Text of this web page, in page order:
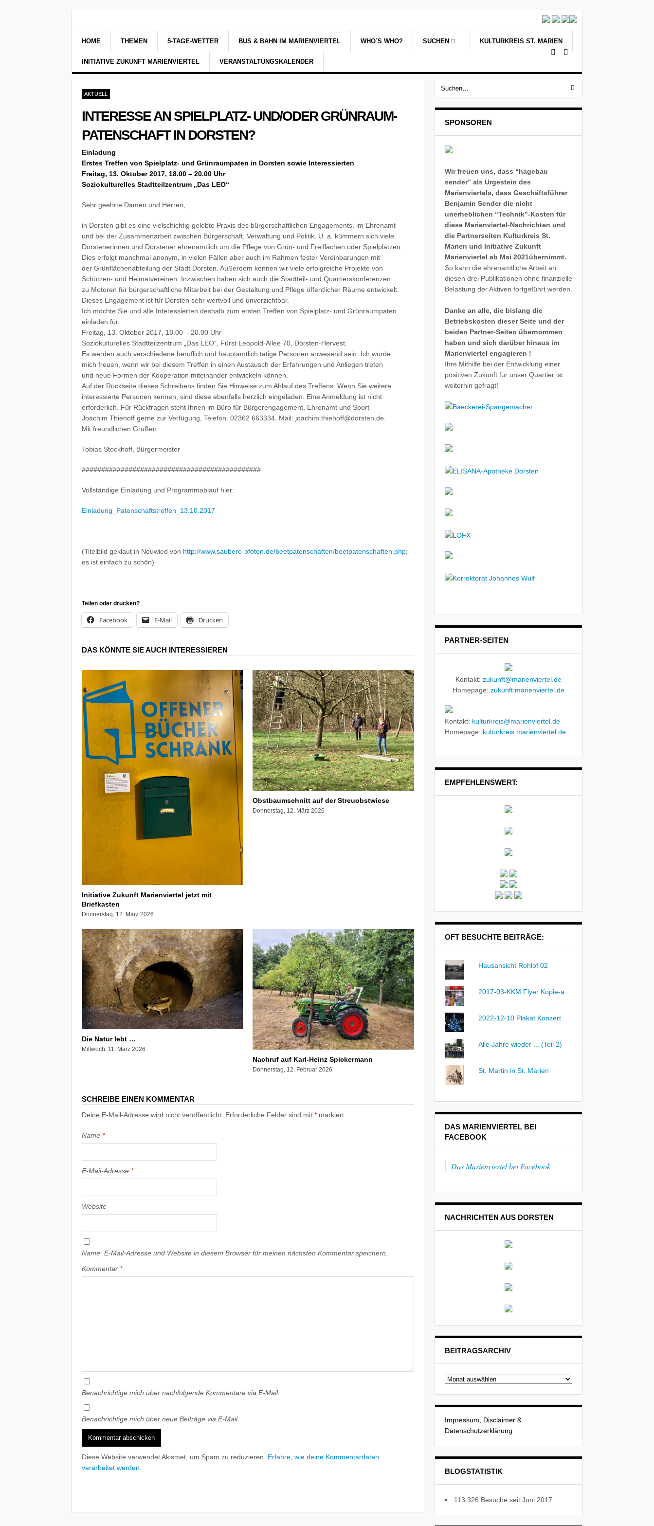
HOME THEMEN 5-TAGE-WETTER BUS & BAHN IM MARIENVIERTEL WHO´S WHO? SUCHEN KULTURKREIS ST. MARIEN
INITIATIVE ZUKUNFT MARIENVIERTEL VERANSTALTUNGSKALENDER
AKTUELL
INTERESSE AN SPIELPLATZ- UND/ODER GRÜNRAUM-
PATENSCHAFT IN DORSTEN?
Einladung
Erstes Treffen von Spielplatz- und Grünraumpaten in Dorsten sowie Interessierten
Freitag, 13. Oktober 2017, 18.00 – 20.00 Uhr
Soziokulturelles Stadtteilzentrum „Das LEO“
Sehr geehrte Damen und Herren,
in Dorsten gibt es eine vielschichtig gelebte Praxis des bürgerschaftlichen Engagements, im Ehrenamt
und bei der Zusammenarbeit zwischen Bürgerschaft, Verwaltung und Politik. U. a. kümmern sich viele
Dorstenerinnen und Dorstener ehrenamtlich um die Pflege von Grün- und Freiflächen oder Spielplätzen.
Dies erfolgt manchmal anonym, in vielen Fällen aber auch im Rahmen fester Vereinbarungen mit
der Grünflächenabteilung der Stadt Dorsten. Außerdem kennen wir viele erfolgreiche Projekte von
Schützen- und Heimatvereinen. Inzwischen haben sich auch die Stadtteil- und Quartierskonferenzen
zu Motoren für bürgerschaftliche Mitarbeit bei der Gestaltung und Pflege öffentlicher Räume entwickelt.
Dieses Engagement ist für Dorsten sehr wertvoll und unverzichtbar.
Ich möchte Sie und alle Interessierten deshalb zum ersten Treffen von Spielplatz- und Grünraumpaten
einladen für
Freitag, 13. Oktober 2017, 18.00 – 20.00 Uhr
Soziokulturelles Stadtteilzentrum „Das LEO“, Fürst Leopold-Allee 70, Dorsten-Hervest.
Es werden auch verschiedene beruflich und hauptamtlich tätige Personen anwesend sein. Ich würde
mich freuen, wenn wir bei diesem Treffen in einen Austausch der Erfahrungen und Anliegen treten
und neue Formen der Kooperation miteinander entwickeln können.
Auf der Rückseite dieses Schreibens finden Sie Hinweise zum Ablauf des Treffens. Wenn Sie weitere
interessierte Personen kennen, sind diese ebenfalls herzlich eingeladen. Eine Anmeldung ist nicht
erforderlich. Für Rückfragen steht Ihnen im Büro für Bürgerengagement, Ehrenamt und Sport
Joachim Thiehoff gerne zur Verfügung, Telefon: 02362 663334, Mail: joachim.thiehoff@dorsten.de.
Mit freundlichen Grüßen
Tobias Stockhoff, Bürgermeister
##############################################
Vollständige Einladung und Programmablauf hier:
Einladung_Patenschaftstreffen_13.10.2017
(Titelbild geklaut in Neuwied von http://www.saubere-pfoten.de/beetpatenschaften/beetpatenschaften.php;
es ist einfach zu schön)
Teilen oder drucken?
Facebook E-Mail Drucken
DAS KÖNNTE SIE AUCH INTERESSIEREN
Initiative Zukunft Marienviertel jetzt mit
Briefkasten
Donnerstag, 12. März 2026
Obstbaumschnitt auf der Streuobstwiese
Donnerstag, 12. März 2026
Die Natur lebt …
Mittwoch, 11. März 2026
Nachruf auf Karl-Heinz Spickermann
Donnerstag, 12. Februar 2026
SCHREIBE EINEN KOMMENTAR
Deine E-Mail-Adresse wird nicht veröffentlicht. Erforderliche Felder sind mit * markiert
Name *
E-Mail-Adresse *
Website
Name, E-Mail-Adresse und Website in diesem Browser für meinen nächsten Kommentar speichern.
Kommentar *
Benachrichtige mich über nachfolgende Kommentare via E-Mail.
Benachrichtige mich über neue Beiträge via E-Mail.
Diese Website verwendet Akismet, um Spam zu reduzieren. Erfahre, wie deine Kommentardaten
verarbeitet werden.
SPONSOREN
Wir freuen uns, dass “hagebau
sender” als Urgestein des
Marienviertels, dass Geschäftsführer
Benjamin Sender die nicht
unerheblichen “Technik”-Kosten für
diese Marienviertel-Nachrichten und
die Partnerseiten Kulturkreis St.
Marien und Initiative Zukunft
Marienviertel ab Mai 2021übernimmt.
So kann die ehrenamtliche Arbeit an
diesen drei Publikationen ohne finanzielle
Belastung der Aktiven fortgeführt werden.
Danke an alle, die bislang die
Betriebskosten dieser Seite und der
beiden Partner-Seiten übernommen
haben und sich darüber hinaus im
Marienviertel engagieren !
Ihre Mithilfe bei der Entwicklung einer
positiven Zukunft für unser Quartier ist
weiterhin gefragt!
PARTNER-SEITEN
Kontakt: zukunft@marienviertel.de
Homepage: zukunft.marienviertel.de
Kontakt: kulturkreis@marienviertel.de
Homepage: kulturkreis.marienviertel.de
EMPFEHLENSWERT:
OFT BESUCHTE BEITRÄGE:
Hausansicht Rohlof 02
2017-03-KKM Flyer Kopie-a
2022-12-10 Plakat Konzert
Alle Jahre wieder ... (Teil 2)
St. Martin in St. Marien
DAS MARIENVIERTEL BEI
FACEBOOK
Das Marienviertel bei Facebook
NACHRICHTEN AUS DORSTEN
BEITRAGSARCHIV
Beitragsarchiv
Impressum, Disclaimer &
Datenschutzerklärung
BLOGSTATISTIK
113.326 Besuche seit Juni 2017